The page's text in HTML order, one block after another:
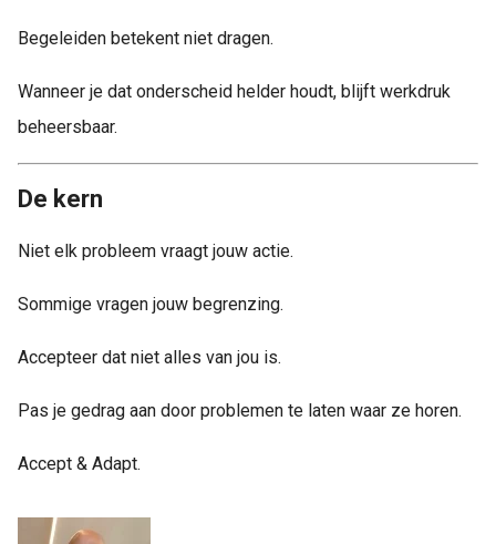
Begeleiden betekent niet dragen.
Wanneer je dat onderscheid helder houdt, blijft werkdruk
beheersbaar.
De kern
Niet elk probleem vraagt jouw actie.
Sommige vragen jouw begrenzing.
Accepteer dat niet alles van jou is.
Pas je gedrag aan door problemen te laten waar ze horen.
Accept & Adapt.